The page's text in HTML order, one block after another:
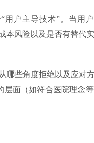
户主导技术”。当用
本风险以及是否有替代
哪些角度拒绝以及应对
面（如符合医院理念